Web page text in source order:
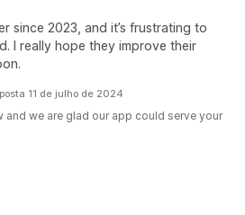
since 2023, and it’s frustrating to
I really hope they improve their
11 de julho de 2024
and we are glad our app could serve your